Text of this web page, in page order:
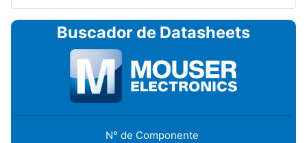
Buscador de Datasheets
N° de Componente